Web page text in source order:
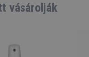
vásárolják